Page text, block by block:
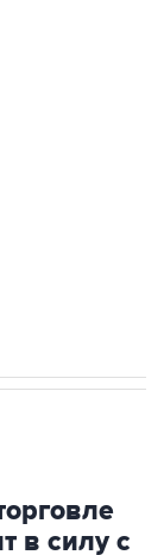
в силу с